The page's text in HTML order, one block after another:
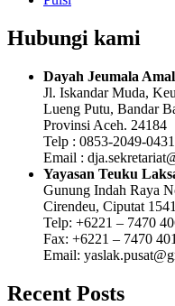
Hubungi kami
Dayah Jeumala Amal
Jl. Iskandar Muda,
Lueng Putu, Bandar
Provinsi Aceh. 24184
Telp : 0853-2049-0431
Email :
Yayasan Teuku
Gunung Indah Raya
Cirendeu, Ciputat
Telp: +6221 – 7470
Fax: +6221 – 7470
Email:
Recent Posts